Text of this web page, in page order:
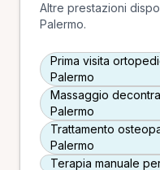
Altre prestazioni
Palermo.
Prima visita
Palermo
Massaggio
Palermo
Trattamento
Palermo
Terapia manuale